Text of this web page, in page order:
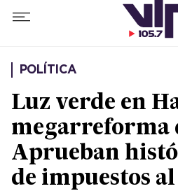
POLÍTICA
Luz verde en
megarreforma
Aprueban
de impuestos al